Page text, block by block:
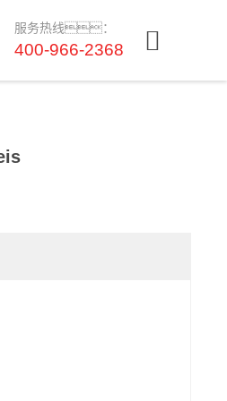
服务热线：
400-966-2368